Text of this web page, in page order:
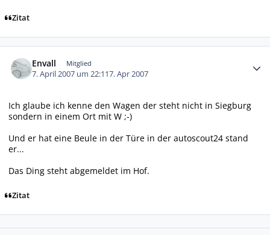
Zitat
Envall Mitglied
7. April 2007 um 22:117. Apr 2007
Ich glaube ich kenne den Wagen der steht nicht in Siegburg
sondern in einem Ort mit W ;-)
Und er hat eine Beule in der Türe in der autoscout24 stand
er...
Das Ding steht abgemeldet im Hof.
Zitat